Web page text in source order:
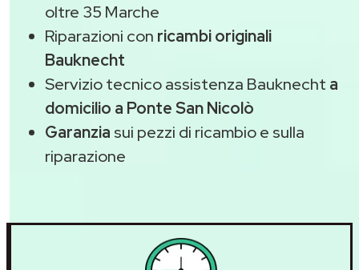
oltre 35 Marche
Riparazioni con ricambi originali
Bauknecht
Servizio tecnico assistenza Bauknecht a
domicilio a Ponte San Nicolò
Garanzia sui pezzi di ricambio e sulla
riparazione